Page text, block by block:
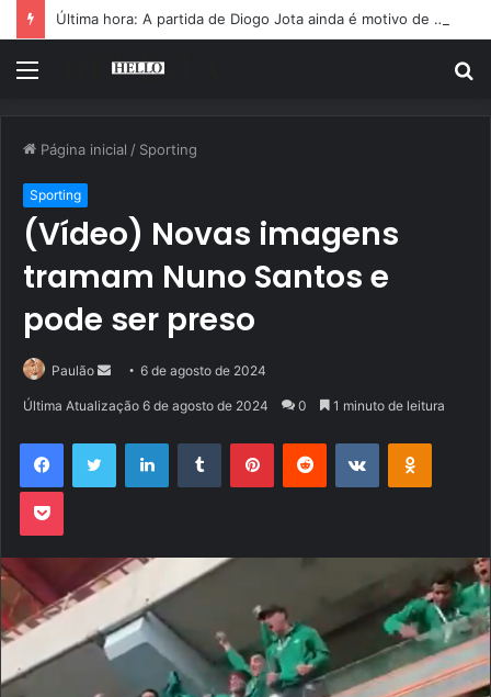
Última hora: A partida de Diogo Jota ainda é motivo de choro
Menu
Página inicial / Sporting
Sporting
(Vídeo) Novas imagens
tramam Nuno Santos e
pode ser preso
Paulão
Mande
mail
6 de agosto de 2024
Última Atualização 6 de agosto de 2024 0 1 minuto de leitura
FacebookTwitter LinkedinTumblr PinterestReddit VK OK
Pocket